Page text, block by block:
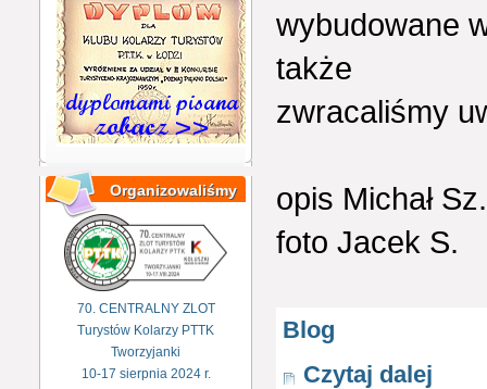
Organizowaliśmy
70. CENTRALNY ZLOT
Turystów Kolarzy PTTK
Tworzyjanki
10-17 sierpnia 2024 r.
wybudowane
także
zwracaliśmy
opis Michał Sz.
foto Jacek S.
Blog
Czytaj dalej